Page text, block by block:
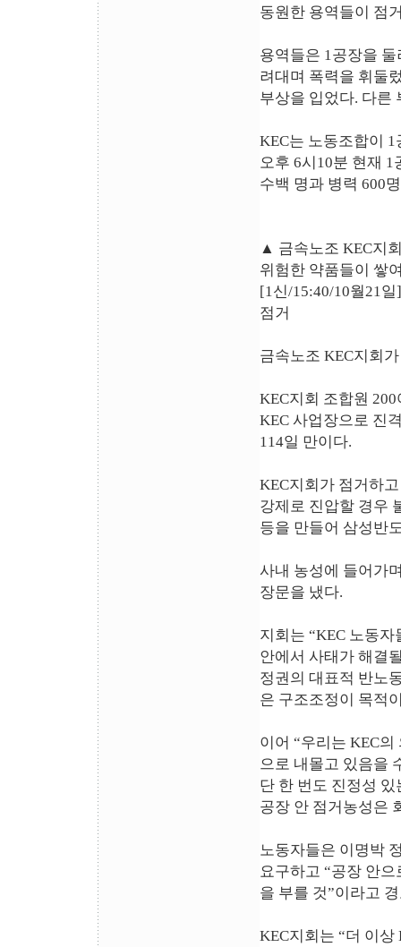
동원한 용역들이 점
용역들은 1공장을
려대며 폭력을 휘둘
부상을 입었다. 다른
KEC는 노동조합이
오후 6시10분 현재
수백 명과 병력 600
▲ 금속노조 KEC지
위험한 약품들이 쌓
[1신/15:40/10월21
점거
금속노조 KEC지회
KEC지회 조합원
KEC 사업장으로 진
114일 만이다.
KEC지회가 점거하
강제로 진압할 경우
등을 만들어 삼성반
사내 농성에 들어가
장문을 냈다.
지회는 “KEC 노동
안에서 사태가 해결
정권의 대표적 반노
은 구조조정이 목적
이어 “우리는 KEC
으로 내몰고 있음을
단 한 번도 진정성
공장 안 점거농성은
노동자들은 이명박
요구하고 “공장 안
을 부를 것”이라고
KEC지회는 “더 이